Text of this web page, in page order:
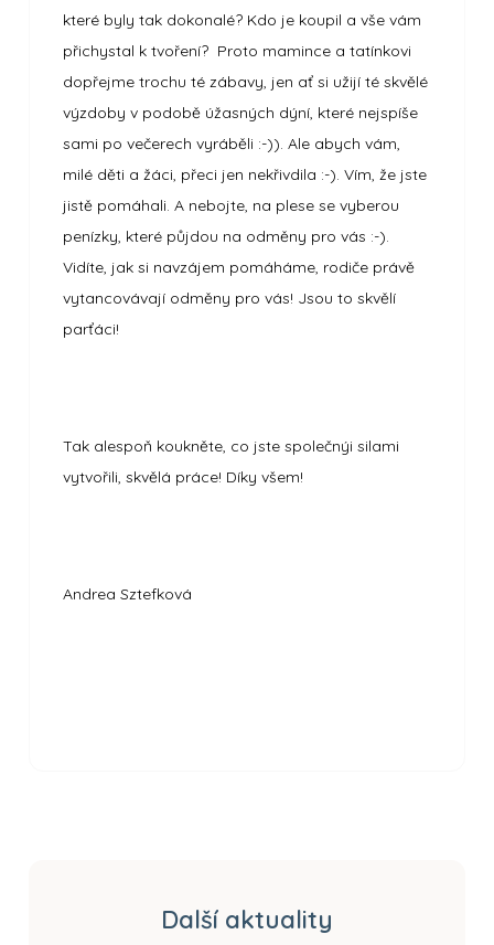
které byly tak dokonalé? Kdo je koupil a vše vám
přichystal k tvoření? Proto mamince a tatínkovi
dopřejme trochu té zábavy, jen ať si užijí té skvělé
výzdoby v podobě úžasných dýní, které nejspíše
sami po večerech vyráběli :-)). Ale abych vám,
milé děti a žáci, přeci jen nekřivdila :-). Vím, že jste
jistě pomáhali. A nebojte, na plese se vyberou
penízky, které půjdou na odměny pro vás :-).
Vidíte, jak si navzájem pomáháme, rodiče právě
vytancovávají odměny pro vás! Jsou to skvělí
parťáci!
Tak alespoň koukněte, co jste společnýi silami
vytvořili, skvělá práce! Díky všem!
Andrea Sztefková
Další aktuality